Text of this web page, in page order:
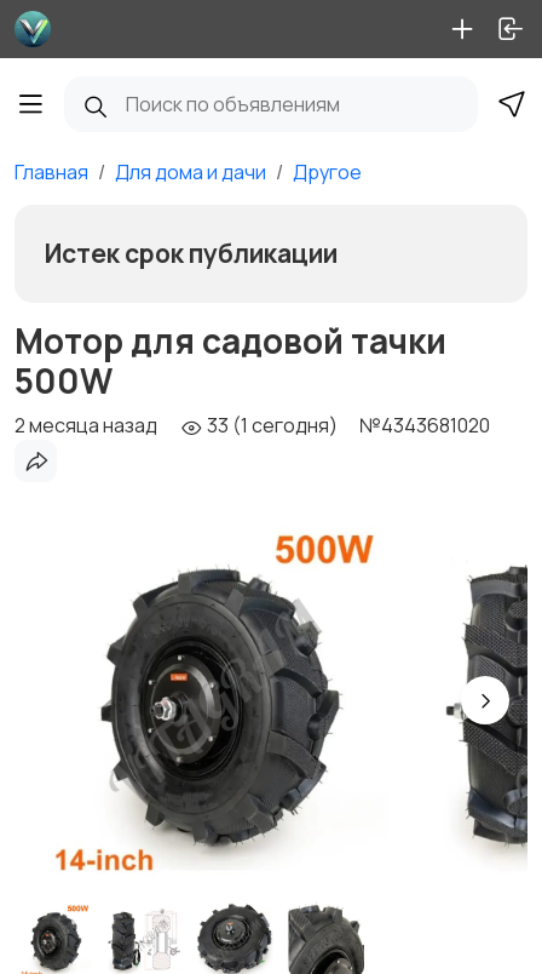
Главная Для дома и дачи Другое
Истек срок публикации
Мотор для садовой тачки
500W
2 месяца назад 33 (1 сегодня) №4343681020